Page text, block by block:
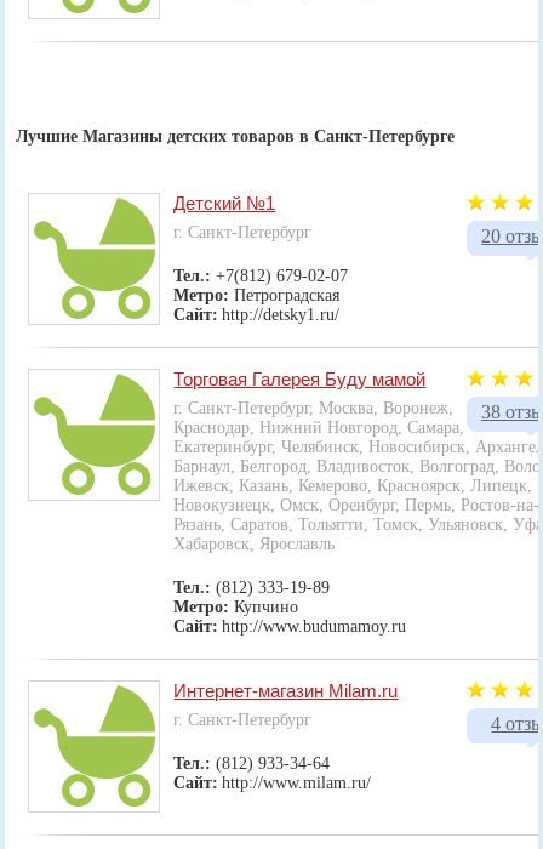
Лучшие Магазины детских товаров в Санкт-Петербурге
20
Детский №1
г. Санкт-Петербург
Тел.:+7(812) 679-02-07
Метро:Петроградская
Сайт: http://detsky1.ru/
38
Торговая Галерея Буду мамой
г. Санкт-Петербург, Москва, Воронеж,
Краснодар, Нижний Новгород, Самара,
Екатеринбург, Челябинск, Новосибирск,
Барнаул, Белгород, Владивосток, Волгоград,
Ижевск, Казань, Кемерово, Красноярск, Липецк,
Новокузнецк, Омск, Оренбург, Пермь, Ростов-
Рязань, Саратов, Тольятти, Томск, Ульяновск,
Хабаровск, Ярославль
Тел.:(812) 333-19-89
Метро:Купчино
Сайт: http://www.budumamoy.ru
4
Интернет-магазин Milam.ru
г. Санкт-Петербург
Тел.:(812) 933-34-64
Сайт: http://www.milam.ru/